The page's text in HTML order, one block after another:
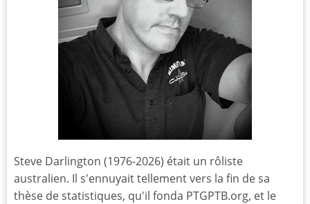
Steve Darlington (1976-2026) était un rôliste
australien. Il s'ennuyait tellement vers la fin de sa
thèse de statistiques, qu'il fonda PTGPTB.org, et le